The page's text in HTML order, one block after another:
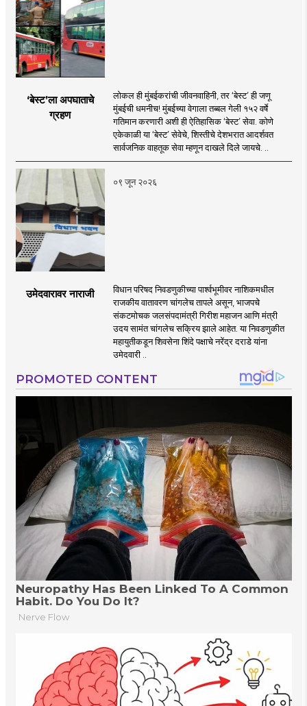
‘बेस्ट’ला अपघाताचे
ग्रहण
लोकल ही मुंबईकरांची जीवनवाहिनी, तर ‘बेस्ट’ ही जणू
मुंबईची धमनीच! मुंबईच्या वेगाला तब्बल गेली १५२ वर्षे
गतिमान करणारी अशी ही ऐतिहासिक ‘बेस्ट’ सेवा. कोणे
एकेकाळी या ‘बेस्ट’ सेवेचे, शिस्तीचे देशभरात आदर्शवत
सार्वजनिक वाहतूक सेवा म्हणून दाखले दिले जायचे. ..
०९ जून २०२६
उमेदवारावर नाराजी
विधान परिषद निवडणुकीच्या पार्श्वभूमीवर नाशिकमधील
राजकीय वातावरण चांगलेच तापले असून, भाजपचे
संकटमोचक जलसंपदामंत्री गिरीश महाजन आणि मंत्री
उदय सामंत चांगलेच सक्रिय झाले आहेत. या निवडणुकीत
महायुतीकडून शिवसेना शिंदे पक्षाचे नरेंद्र दराडे यांना
उमेदवारी ..